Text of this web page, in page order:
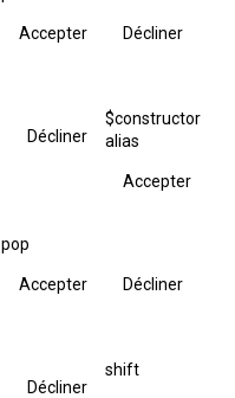
Accepter Décliner
Décliner
$constructor
alias
Accepter
pop
Accepter Décliner
Décliner
shift